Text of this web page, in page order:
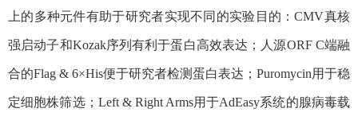
上的多种元件有助于研究者实现不同的实验目的：CMV真核
强启动子和Kozak序列有利于蛋白高效表达；人源ORF C端融
合的Flag & 6×His便于研究者检测蛋白表达；Puromycin用于稳
定细胞株筛选；Left & Right Arms用于AdEasy系统的腺病毒载